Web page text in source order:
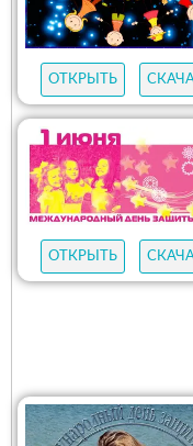
ОТКРЫТЬ
ОТКРЫТЬ